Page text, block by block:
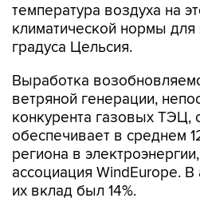
температура воздуха на
климатической нормы для
градуса Цельсия.
Выработка
ветряной генерации,
конкурента газовых ТЭЦ,
обеспечивает в среднем
региона в
ассоциация WindEurope. В
их вклад был 14%.